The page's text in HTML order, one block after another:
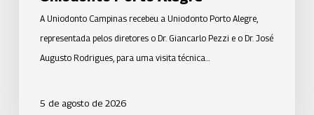
A Uniodonto Campinas recebeu a Uniodonto Porto Alegre,
representada pelos diretores o Dr. Giancarlo Pezzi e o Dr. José
Augusto Rodrigues, para uma visita técnica…
5 de agosto de 2026